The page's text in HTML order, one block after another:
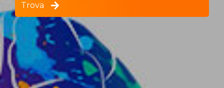
Trova